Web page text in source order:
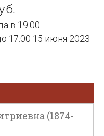
в 19:00
17:00 15 июня 2023
(1874-